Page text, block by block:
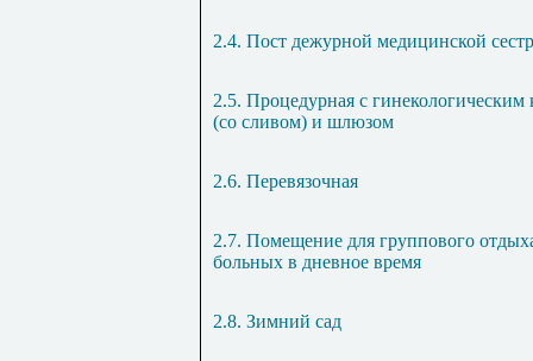
2.4. Пост дежурной медицинской
2.5. Процедурная с гинекологическим
(со сливом) и шлюзом
2.6. Перевязочная
2.7. Помещение для группового
больных в дневное время
2.8. Зимний сад